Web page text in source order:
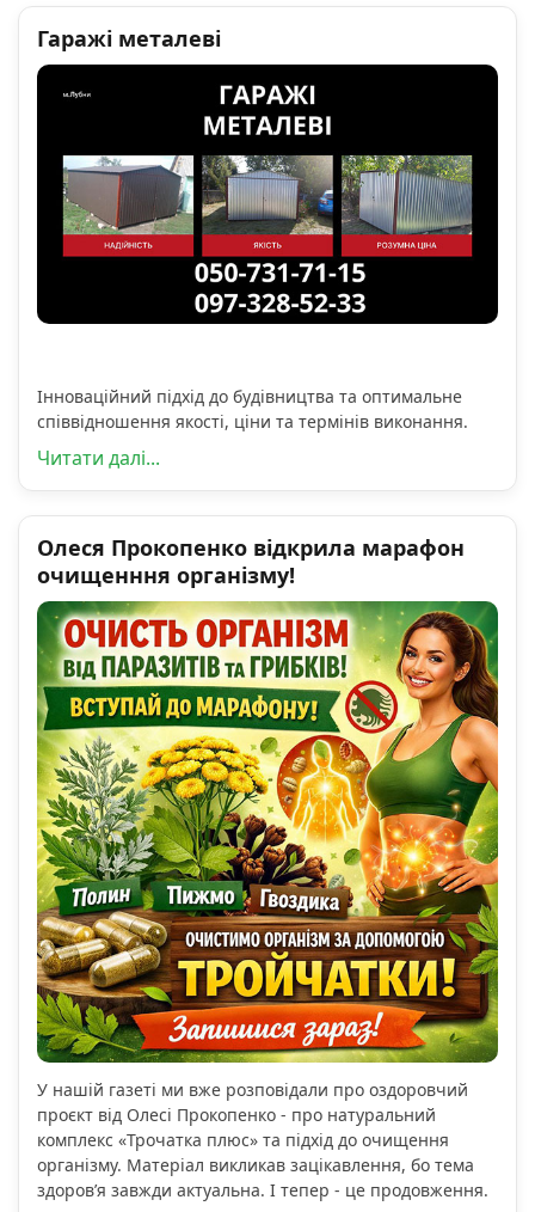
Гаражі металеві
Інноваційний підхід до будівництва та оптимальне
співвідношення якості, ціни та термінів виконання.
Читати далі...
Олеся Прокопенко відкрила марафон
очищенння організму!
У нашій газеті ми вже розповідали про оздоровчий
проєкт від Олесі Прокопенко - про натуральний
комплекс «Трочатка плюс» та підхід до очищення
організму. Матеріал викликав зацікавлення, бо тема
здоров’я завжди актуальна. І тепер - це продовження.